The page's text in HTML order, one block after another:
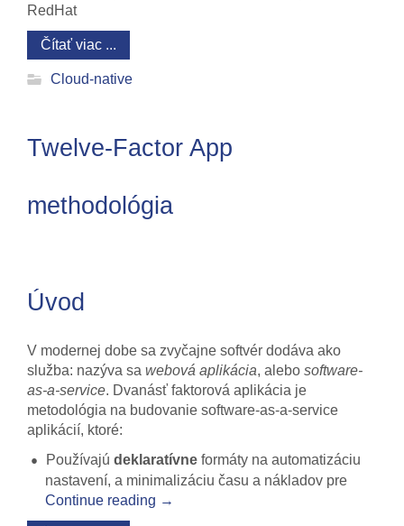
RedHat
Čítať viac ...
Cloud-native
Twelve-Factor App
methodológia
Úvod
V modernej dobe sa zvyčajne softvér dodáva ako
služba: nazýva sa webová aplikácia, alebo software-
as-a-service. Dvanásť faktorová aplikácia je
metodológia na budovanie software-as-a-service
aplikácií, ktoré:
Používajú deklaratívne formáty na automatizáciu
nastavení, a minimalizáciu času a nákladov pre
Continue reading →